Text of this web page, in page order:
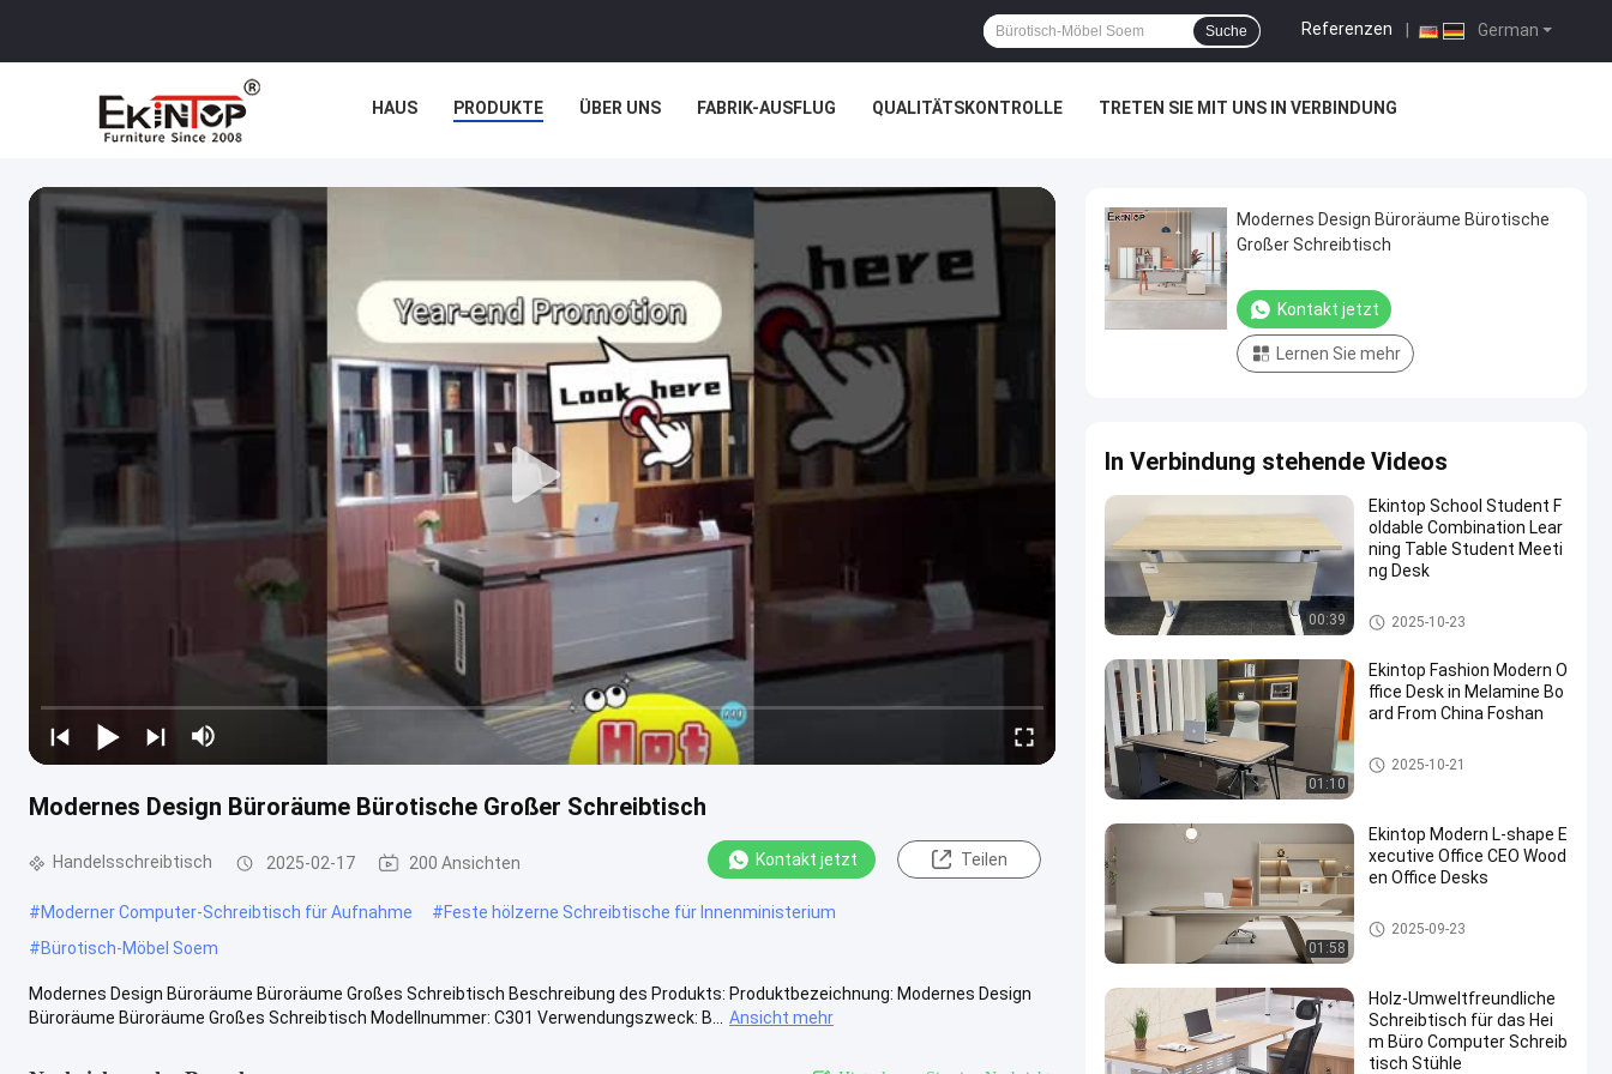
German
Referenzen
Suche
HAUS PRODUKTE ÜBER UNS FABRIK-AUSFLUG QUALITÄTSKONTROLLE TRETEN SIE MIT UNS IN VERBINDUNG
Modernes Design Büroräume Bürotische Großer Schreibtisch
Handelsschreibtisch 2025-02-17 200 Ansichten Kontakt jetzt Teilen
#Moderner Computer-Schreibtisch für Aufnahme #Feste hölzerne Schreibtische für Innenministerium
#Bürotisch-Möbel Soem
Modernes Design Büroräume Büroräume Großes Schreibtisch Beschreibung des Produkts: Produktbezeichnung: Modernes Design
Büroräume Büroräume Großes Schreibtisch Modellnummer: C301 Verwendungszweck: B...
Ansicht mehr
Modernes Design Büroräume Bürotische
Großer Schreibtisch
Kontakt jetzt
Lernen Sie mehr
In Verbindung stehende Videos
00:39
Ekintop School Student F
oldable Combination Lear
ning Table Student Meeti
ng Desk
Handelsschreibtisch
2025-10-23
01:10
Ekintop Fashion Modern O
ffice Desk in Melamine Bo
ard From China Foshan
Handelsschreibtisch
2025-10-21
01:58
Ekintop Modern L-shape E
xecutive Office CEO Wood
en Office Desks
Handelsschreibtisch
2025-09-23
Holz-Umweltfreundliche
Schreibtisch für das Hei
m Büro Computer Schreib
tisch Stühle